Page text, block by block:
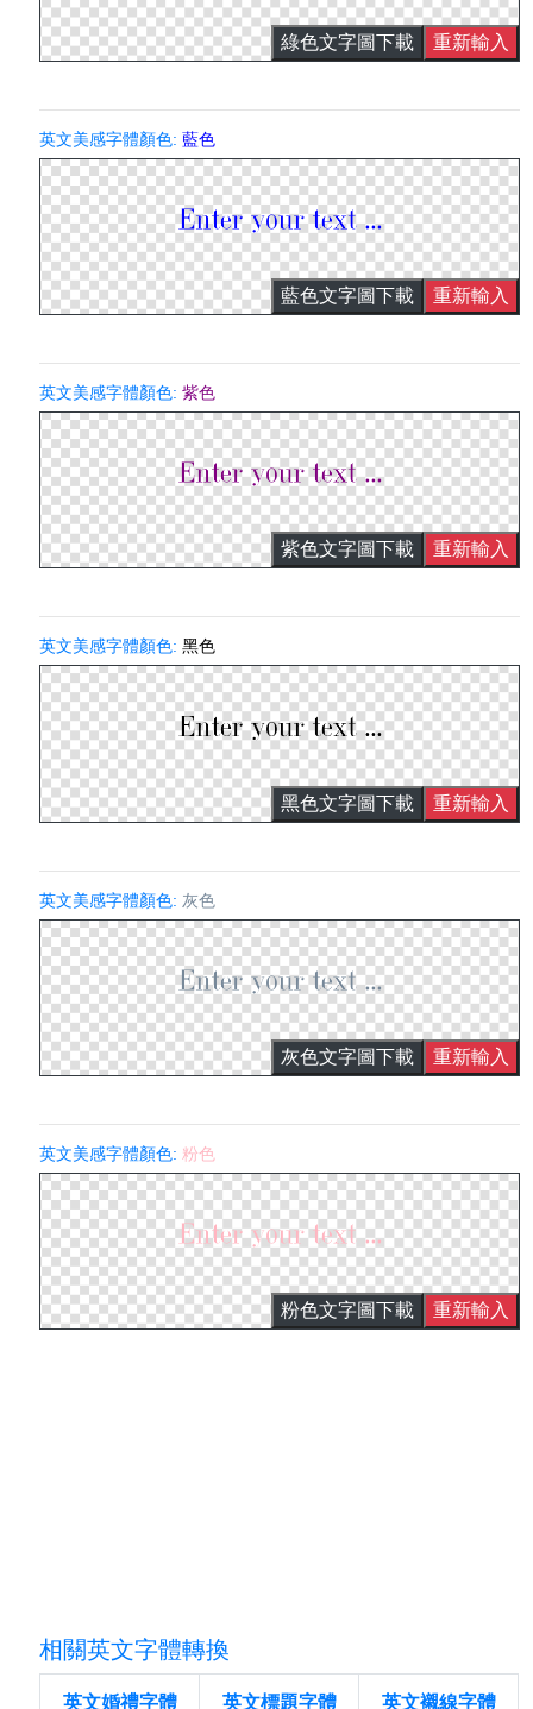
綠色文字圖下載 重新輸入
英文美感字體顏色:藍色
藍色文字圖下載 重新輸入
英文美感字體顏色:紫色
紫色文字圖下載 重新輸入
英文美感字體顏色:黑色
黑色文字圖下載 重新輸入
英文美感字體顏色: 灰色
灰色文字圖下載 重新輸入
英文美感字體顏色: 粉色
粉色文字圖下載 重新輸入
相關英文字體轉換
英文婚禮字體
英文標題字體
英文襯線字體